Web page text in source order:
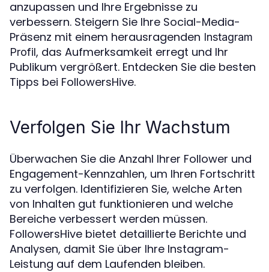
anzupassen und Ihre Ergebnisse zu
verbessern. Steigern Sie Ihre Social-Media-
Präsenz mit einem herausragenden Instagram
Profil, das Aufmerksamkeit erregt und Ihr
Publikum vergrößert. Entdecken Sie die besten
Tipps bei FollowersHive.
Verfolgen Sie Ihr Wachstum
Überwachen Sie die Anzahl Ihrer Follower und
Engagement-Kennzahlen, um Ihren Fortschritt
zu verfolgen. Identifizieren Sie, welche Arten
von Inhalten gut funktionieren und welche
Bereiche verbessert werden müssen.
FollowersHive bietet detaillierte Berichte und
Analysen, damit Sie über Ihre Instagram-
Leistung auf dem Laufenden bleiben.